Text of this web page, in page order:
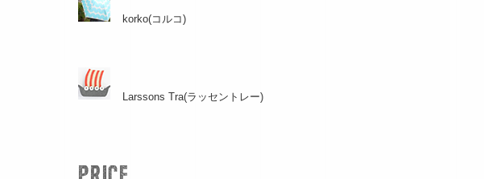
korko(コルコ)
Larssons Tra(ラッセントレー)